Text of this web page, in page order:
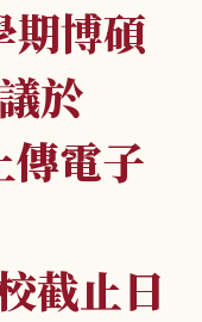
期博碩
於
電子
截止日